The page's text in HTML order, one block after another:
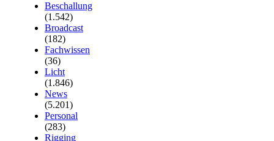
Beschallung
(1.542)
Broadcast
(182)
Fachwissen
(36)
Licht
(1.846)
News
(5.201)
Personal
(283)
Rigging